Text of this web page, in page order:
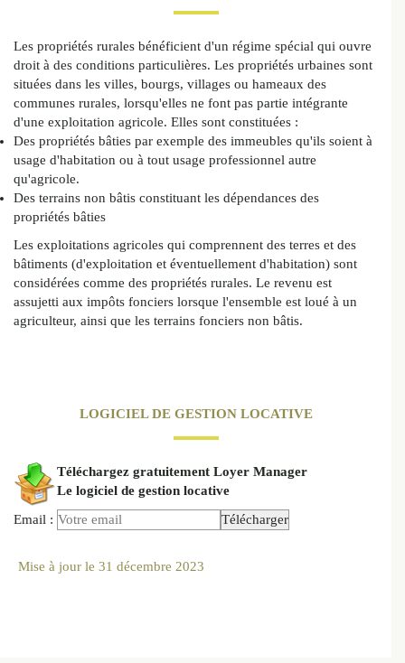
Les propriétés rurales bénéficient d'un régime spécial qui ouvre
droit à des conditions particulières. Les propriétés urbaines sont
situées dans les villes, bourgs, villages ou hameaux des
communes rurales, lorsqu'elles ne font pas partie intégrante
d'une exploitation agricole. Elles sont constituées :
Des propriétés bâties par exemple des immeubles qu'ils soient à
usage d'habitation ou à tout usage professionnel autre
qu'agricole.
Des terrains non bâtis constituant les dépendances des
propriétés bâties
Les exploitations agricoles qui comprennent des terres et des
bâtiments (d'exploitation et éventuellement d'habitation) sont
considérées comme des propriétés rurales. Le revenu est
assujetti aux impôts fonciers lorsque l'ensemble est loué à un
agriculteur, ainsi que les terrains fonciers non bâtis.
LOGICIEL DE GESTION LOCATIVE
Téléchargez gratuitement Loyer Manager
Le logiciel de gestion locative
Email :
Mise à jour le 31 décembre 2023